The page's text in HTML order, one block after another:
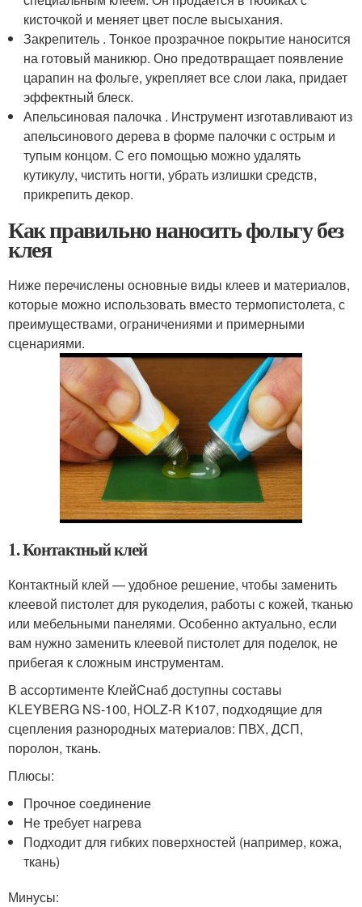
кисточкой и меняет цвет после высыхания.
Закрепитель . Тонкое прозрачное покрытие наносится
на готовый маникюр. Оно предотвращает появление
царапин на фольге, укрепляет все слои лака, придает
эффектный блеск.
Апельсиновая палочка . Инструмент изготавливают из
апельсинового дерева в форме палочки с острым и
тупым концом. С его помощью можно удалять
кутикулу, чистить ногти, убрать излишки средств,
прикрепить декор.
Как правильно наносить фольгу без
клея
Ниже перечислены основные виды клеев и материалов,
которые можно использовать вместо термопистолета, с
преимуществами, ограничениями и примерными
сценариями.
1. Контактный клей
Контактный клей — удобное решение, чтобы заменить
клеевой пистолет для рукоделия, работы с кожей, тканью
или мебельными панелями. Особенно актуально, если
вам нужно заменить клеевой пистолет для поделок, не
прибегая к сложным инструментам.
В ассортименте КлейСнаб доступны составы
KLEYBERG NS-100, HOLZ-R K107, подходящие для
сцепления разнородных материалов: ПВХ, ДСП,
поролон, ткань.
Плюсы:
Прочное соединение
Не требует нагрева
Подходит для гибких поверхностей (например, кожа,
ткань)
Минусы: